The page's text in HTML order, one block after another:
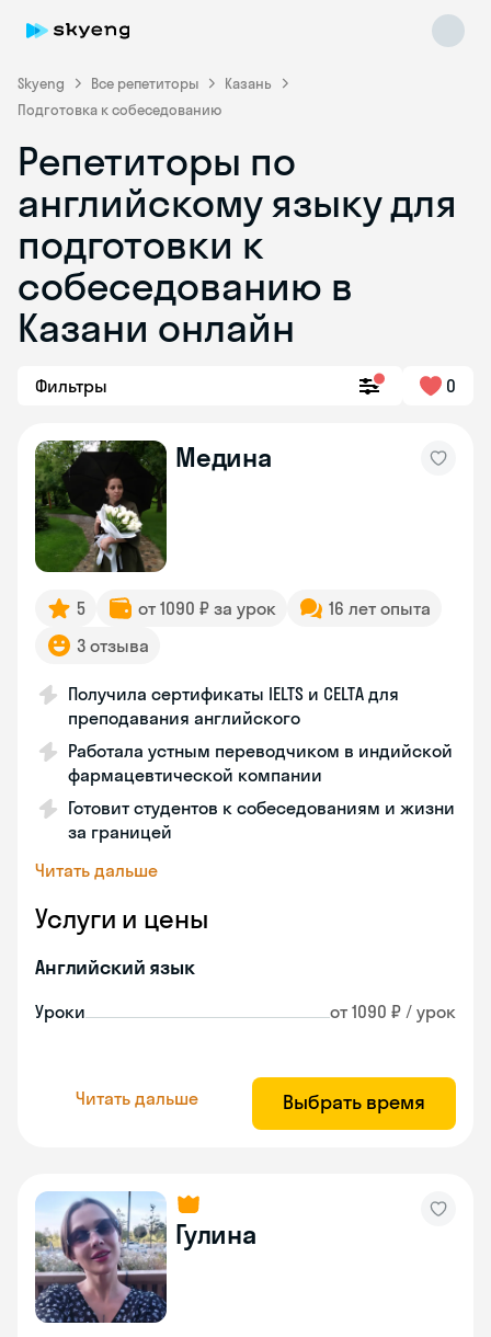
Skyeng Все репетиторы
Казань
Подготовка к собеседованию
Репетиторы по
английскому языку для
подготовки к
собеседованию в
Казани онлайн
Фильтры 0
Медина
5 от 1090 ₽ за урок
16 лет опыта
3 отзыва
Получила сертификаты IELTS и CELTA для
преподавания английского
Работала устным переводчиком в индийской
фармацевтической компании
Готовит студентов к собеседованиям и жизни
за границей
Читать дальше
Услуги и цены
Английский язык
Уроки от 1090 ₽ / урок
Читать дальше Выбрать время
Гулина
Skyeng Chat